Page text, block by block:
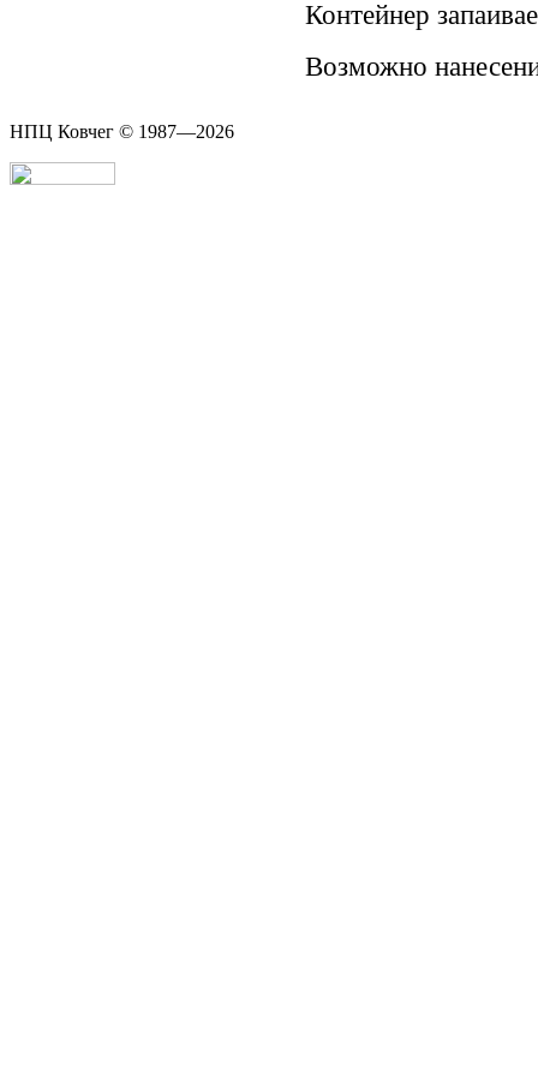
Контейнер
Возможно
НПЦ Ковчег © 1987—2026